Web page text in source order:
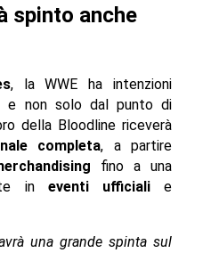
spinto anche
, la WWE ha intenzioni
e non solo dal punto di
della Bloodline riceverà
completa, a partire
fino a una
in eventi ufficialie
una grande spinta sul